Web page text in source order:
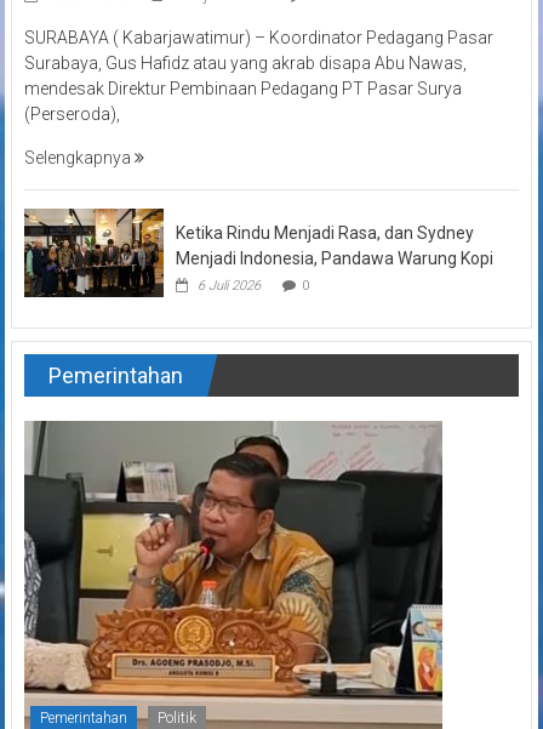
SURABAYA ( Kabarjawatimur) – Koordinator Pedagang Pasar
Surabaya, Gus Hafidz atau yang akrab disapa Abu Nawas,
mendesak Direktur Pembinaan Pedagang PT Pasar Surya
(Perseroda),
Selengkapnya
Ketika Rindu Menjadi Rasa, dan Sydney
Menjadi Indonesia, Pandawa Warung Kopi
6 Juli 2026 0
Pemerintahan
Pemerintahan Politik